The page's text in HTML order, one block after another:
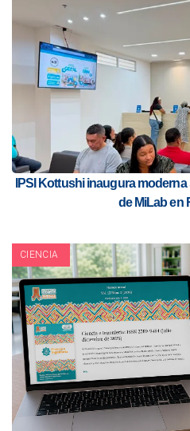
IPSI Kottushi inaugura
de MiLab en
CIENCIA